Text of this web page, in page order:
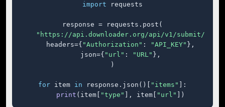
import requests
response = requests.post(
"https://api.downloader.org/api/v1/submit/"
    headers={
"Authorization" : "API_KEY" },
    json={
"url" : "URL" },
)
for item in response.json()[ "items"
]:
print (item[ "type" ], item[ "url" ])